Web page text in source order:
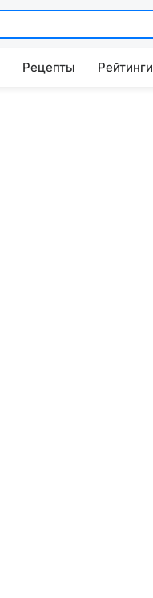
Рецепты Рейтинги